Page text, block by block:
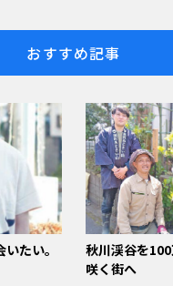
おすすめ記事
たい。
秋川渓谷を
咲く街へ